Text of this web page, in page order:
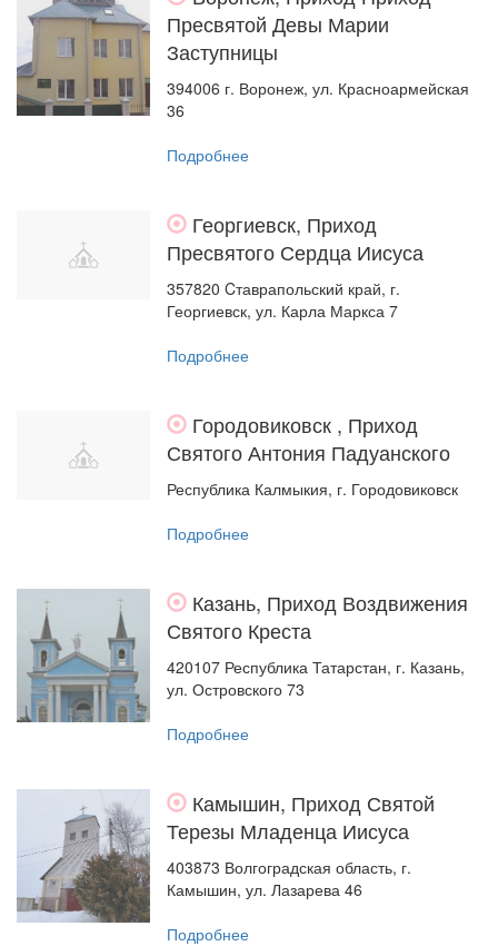
Пресвятой Девы Марии
Заступницы
394006 г. Воронеж, ул. Красноармейская
36
Подробнее
Георгиевск, Приход
Пресвятого Сердца Иисуса
357820 Cтаврапольский край, г.
Георгиевск, ул. Карла Маркса 7
Подробнее
Городовиковск , Приход
Святого Антония Падуанского
Республика Калмыкия, г. Городовиковск
Подробнее
Казань, Приход Воздвижения
Святого Креста
420107 Республика Татарстан, г. Казань,
ул. Островского 73
Подробнее
Камышин, Приход Святой
Терезы Младенца Иисуса
403873 Волгоградская область, г.
Камышин, ул. Лазарева 46
Подробнее